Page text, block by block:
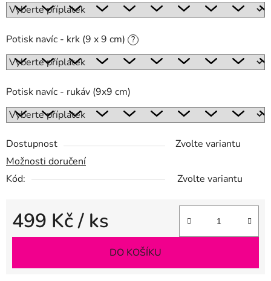
Potisk navíc - krk (9 x 9 cm) ?
Potisk navíc - rukáv (9x9 cm)
Dostupnost
Zvolte variantu
Možnosti doručení
Kód:
Zvolte variantu
499 Kč/ ks
Měrná cena:
DO KOŠÍKU